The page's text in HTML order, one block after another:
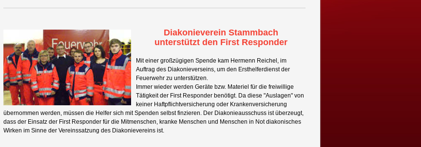
Diakonieverein Stammbach
unterstützt den First Responder
Mit einer großzügigen Spende kam Hermenn Reichel, im
Auftrag des Diakonieverseins, um den Ersthelferdienst der
Feuerwehr zu unterstützen.
Immer wieder werden Geräte bzw. Materiel für die freiwillige
Tätigkeit der First Responder benötigt. Da diese "Auslagen" von
keiner Haftpflichtversicherung oder Krankenversicherung
übernommen werden, müssen die Helfer sich mit Spenden selbst finzieren. Der Diakonieausschuss ist überzeugt,
dass der Einsatz der First Responder für die Mitmenschen, kranke Menschen und Menschen in Not diakonisches
Wirken im Sinne der Vereinssatzung des Diakonievereins ist.